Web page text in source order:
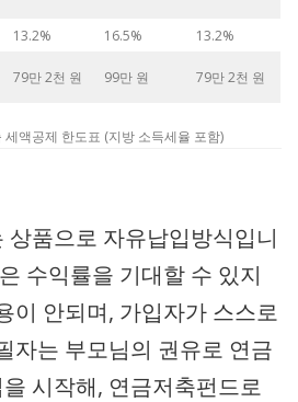
13.2% 16.5%
13.2%
79만 2천 원 99만 원 79만 2천 원
액공제 한도표 (지방 소득세율 포함)
상품으로 자유납입방식입니
수익률을 기대할 수 있지
이 안되며, 가입자가 스스로
자는 부모님의 권유로 연금
시작해, 연금저축펀드로